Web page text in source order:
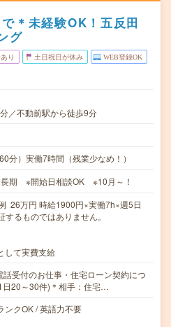
＊未経験OK！五反田
グ
り 土日祝日が休み WEB登録OK
／不動前駅から徒歩9分
分）実働7時間（残業少なめ！）
期 ※開始日相談OK ※10月～！
26万円 時給1900円×実働7h×週5日
るものではありません。
して実費支給
受付のお仕事・住宅ローン契約につ
日20～30件)＊相手：住宅…
ンクOK / 英語力不要